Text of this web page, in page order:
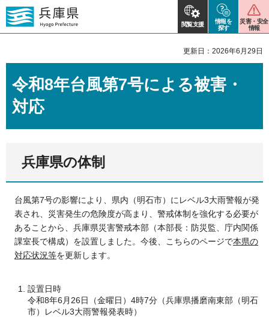
閲覧支援
情報を
探す
災害・安全
情報
更新日：2026年6月29日
令和8年台風第7号による被害・
対応
兵庫県の体制
台風第7号の影響により、県内（明石市）にレベル3大雨警報が発
表され、災害発生の危険度が高まり、警戒体制を強化する必要が
あることから、兵庫県災害警戒本部（本部長：防災監、庁内関係
課室長で構成）を設置しました。今後、こちらのページで本県の
対応状況等を更新します。
設置日時
令和8年6月26日（金曜日）4時7分（兵庫県播磨南東部（明石
市）レベル3大雨警報発表時）